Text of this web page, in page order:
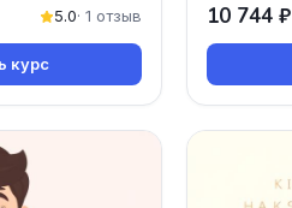
5.0· 1 отзыв
курс
10 744 ₽